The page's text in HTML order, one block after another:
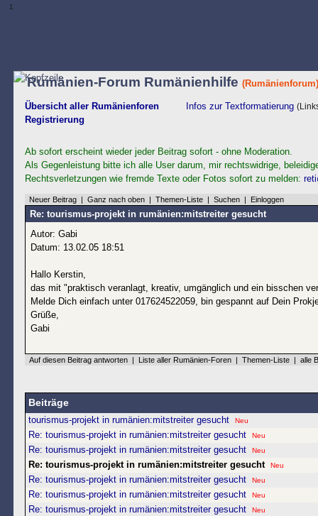
1
Rumänien-Forum Rumänienhilfe
Übersicht aller Rumänienforen
Registrierung
Infos zur Textformatierung
Ab sofort erscheint wieder jeder Beitrag sofort - ohne Moderation.
Als Gegenleistung bitte ich alle User darum, mir rechtswidrige,
Rechtsverletzungen wie fremde Texte oder Fotos sofort zu melden:
Neuer Beitrag| Ganz nach oben| Themen-Liste| Suchen| Einloggen
Re: tourismus-projekt in rumänien:mitstreiter gesucht
Autor: Gabi
Datum: 13.02.05 18:51
Hallo Kerstin,
das mit "praktisch veranlagt, kreativ, umgänglich und ein bisschen
Melde Dich einfach unter 017624522059, bin gespannt auf Dein
Grüße,
Gabi
Auf diesen Beitrag antworten| Liste aller Rumänien-Foren| Themen-Liste| alle
Beiträge
tourismus-projekt in rumänien:mitstreiter gesucht Neu
Re: tourismus-projekt in rumänien:mitstreiter gesucht Neu
Re: tourismus-projekt in rumänien:mitstreiter gesucht Neu
Re: tourismus-projekt in rumänien:mitstreiter gesucht Neu
Re: tourismus-projekt in rumänien:mitstreiter gesucht Neu
Re: tourismus-projekt in rumänien:mitstreiter gesucht Neu
Re: tourismus-projekt in rumänien:mitstreiter gesucht Neu